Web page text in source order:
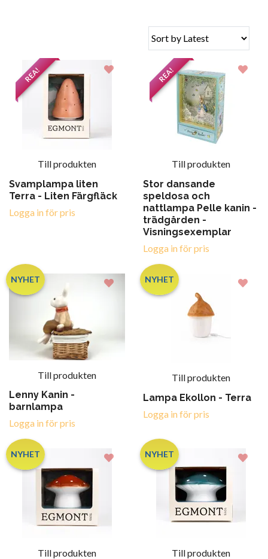
REA!
Till produkten
Svamplampa liten
Terra - Liten Färgfläck
Logga in för pris
REA!
Till produkten
Stor dansande
speldosa och
nattlampa Pelle kanin -
trädgården -
Visningsexemplar
Logga in för pris
NYHET
Till produkten
Lenny Kanin -
barnlampa
Logga in för pris
NYHET
Till produkten
Lampa Ekollon - Terra
Logga in för pris
NYHET
Till produkten
NYHET
Till produkten